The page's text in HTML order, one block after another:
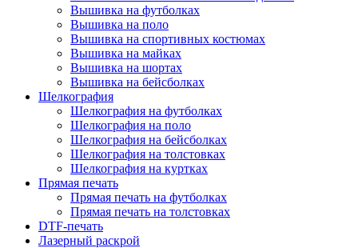
Вышивка на футболках
Вышивка на поло
Вышивка на спортивных костюмах
Вышивка на майках
Вышивка на шортах
Вышивка на бейсболках
Шелкография
Шелкография на футболках
Шелкография на поло
Шелкография на бейсболках
Шелкография на толстовках
Шелкография на куртках
Прямая печать
Прямая печать на футболках
Прямая печать на толстовках
DTF-печать
Лазерный раскрой